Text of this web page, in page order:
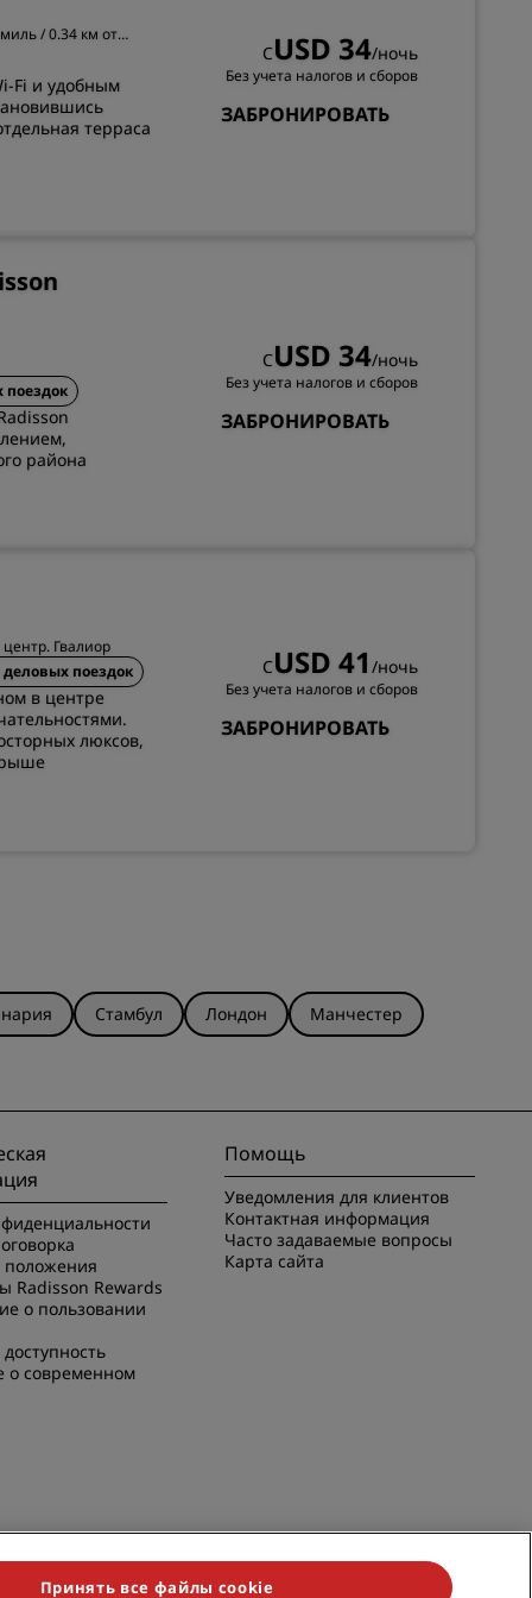
Как заработать баллы
Bookers and Planners
/ 0.34 км от
Fi и удобным
терраса
СUSD 34/ночь
Без учета налогов и сборов
ЗАБРОНИРОВАТЬ
района
СUSD 34/ночь
Без учета налогов и сборов
ЗАБРОНИРОВАТЬ
Гвалиор
поездок
в центре
люксов,
СUSD 41 /ночь
Без учета налогов и сборов
ЗАБРОНИРОВАТЬ
Стамбул Лондон
Манчестер
положения
Radisson Rewards
о пользовании
о современном
Помощь
Уведомления для клиентов
Контактная информация
Часто задаваемые вопросы
Карта сайта
Принять все файлы cookie